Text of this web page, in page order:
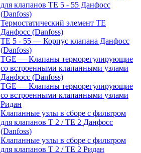
для клапанов TE 5 - 55 Данфосс
(Danfoss)
Термостатический элемент TE
Данфосс (Danfoss)
TE 5 - 55 — Корпус клапана Данфосс
(Danfoss)
TGE — Клапаны терморегулирующие
со встроенными клапанными узлами
Данфосс (Danfoss)
TGE — Клапаны терморегулирующие
со встроенными клапанными узлами
Ридан
Клапанные узлы в сборе с фильтром
для клапанов T 2 / TE 2 Данфосс
(Danfoss)
Клапанные узлы в сборе с фильтром
для клапанов T 2 / TE 2 Ридан